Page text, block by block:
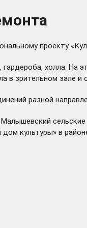
проекту
гардероба, холла. На
в зрительном зале и
разной
культуры» в